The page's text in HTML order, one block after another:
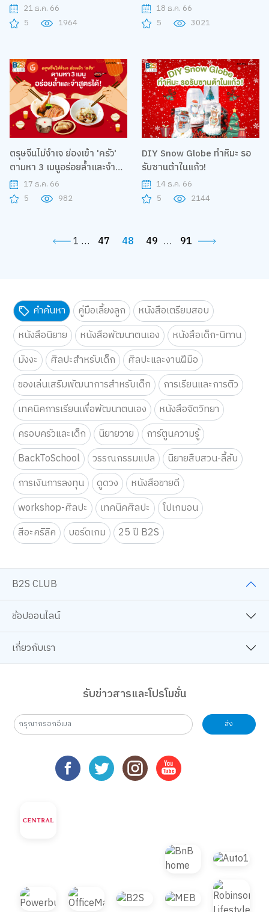
21 ธ.ค. 66
5
1964
18 ธ.ค. 66
5
3021
ตรุษจีนไม่จำเจ ย่องเข้า 'ครัว'
ตามหา 3 เมนูอร่อยล้ำและจำ
สูตรได้!17 ธ.ค. 66
5
982
DIY Snow Globe ทำหิมะ รอ
รับซานต้าในแก้ว!
14 ธ.ค. 66
5
2144
1 … 47 48 49 … 91
คำค้นหา คู่มือเลี้ยงลูก
หนังสือเตรียมสอบ
หนังสือนิยาย
หนังสือพัฒนาตนเอง
หนังสือเด็ก-นิทาน
มังงะ
ศิลปะสำหรับเด็ก
ศิลปะและงานฝีมือ
ของเล่นเสริมพัฒนาการสำหรับเด็ก
การเรียนและการติว
เทคนิคการเรียนเพื่อพัฒนาตนเอง
หนังสือจิตวิทยา
ครอบครัวและเด็ก
นิยายวาย
การ์ตูนความรู้
BackToSchool
วรรณกรรมแปล
นิยายสืบสวน-ลี้ลับ
การเงินการลงทุน
ดูดวง
หนังสือขายดี
workshop-ศิลปะ
เทคนิคศิลปะ
โปเกมอน
สีอะคริลิค
บอร์ดเกม 25 ปี B2S
B2S CLUB
ช้อปออนไลน์
เกี่ยวกับเรา
รับข่าวสารและโปรโมชั่น
ส่ง